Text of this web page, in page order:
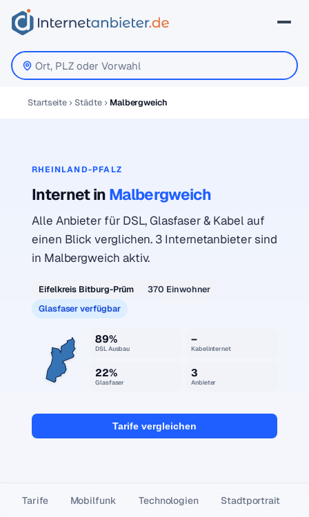
Startseite Städte Malbergweich
RHEINLAND-PFALZ
Internet in Malbergweich
Alle Anbieter für DSL, Glasfaser & Kabel auf
einen Blick verglichen. 3 Internetanbieter sind
in Malbergweich aktiv.
Eifelkreis Bitburg-Prüm
370 Einwohner
Glasfaser verfügbar
89%
DSL Ausbau
–
Kabelinternet
22%
Glasfaser
3
Anbieter
Tarife vergleichen
Tarife Mobilfunk Technologien Stadtportrait